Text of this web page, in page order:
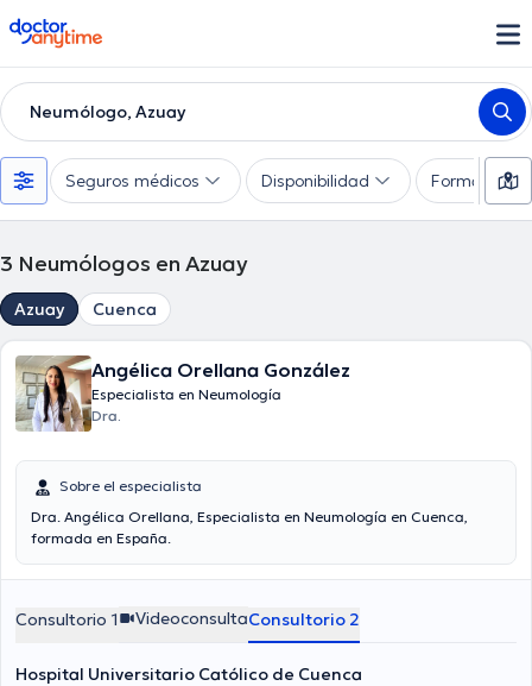
doctoranytime
Neumólogo, Azuay
Seguros médicos Disponibilidad Formas de
3 Neumólogos en Azuay
Azuay Cuenca
Angélica Orellana González
Especialista en Neumología
Dra.
Sobre el especialista
Dra. Angélica Orellana, Especialista en Neumología en Cuenca,
formada en España.
Consultorio 1 VideoconsultaConsultorio 2
Hospital Universitario Católico de Cuenca